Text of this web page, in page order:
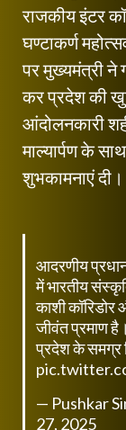
राजकीय इंटर
घण्टाकर्ण
पर मुख्यमंत्री ने
कर प्रदेश की
आंदोलनकारी
माल्यार्पण के
शुभकामनाएं दी।
आदरणीय
में भारतीय
काशी कॉरिडोर
जीवंत प्रमाण
प्रदेश के समग्र
— Pushkar
27, 2025